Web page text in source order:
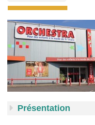
Présentation